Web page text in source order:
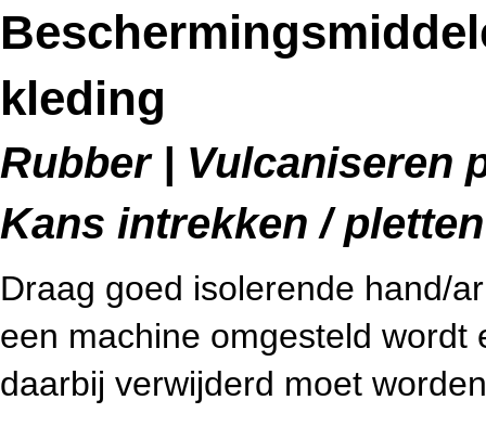
kleding
Rubber | Vulcaniseren
Kans intrekken / pletten
Draag goed isolerende hand/
een machine omgesteld
daarbij verwijderd moet